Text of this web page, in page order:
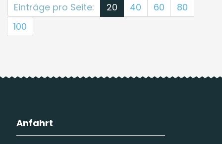
Einträge pro Seite: 20 40 60
80
100
Anfahrt